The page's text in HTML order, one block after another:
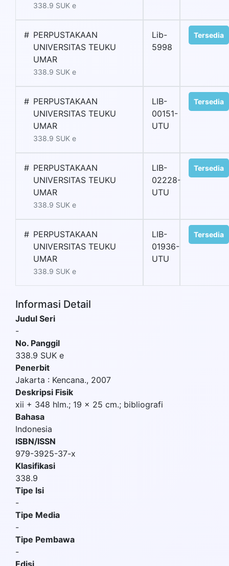
338.9 SUK e
# PERPUSTAKAAN
UNIVERSITAS TEUKU
UMAR
338.9 SUK e
Lib-
5998
Tersedia
# PERPUSTAKAAN
UNIVERSITAS TEUKU
UMAR
338.9 SUK e
LIB-
00151-
UTU
Tersedia
# PERPUSTAKAAN
UNIVERSITAS TEUKU
UMAR
338.9 SUK e
LIB-
02228-
UTU
Tersedia
# PERPUSTAKAAN
UNIVERSITAS TEUKU
UMAR
338.9 SUK e
LIB-
01936-
UTU
Tersedia
Informasi Detail
Judul Seri
-
No. Panggil
338.9 SUK e
Penerbit
Jakarta : Kencana., 2007
Deskripsi Fisik
xii + 348 hlm.; 19 x 25 cm.; bibliografi
Bahasa
Indonesia
ISBN/ISSN
979-3925-37-x
Klasifikasi
338.9
Tipe Isi
-
Tipe Media
-
Tipe Pembawa
-
Edisi